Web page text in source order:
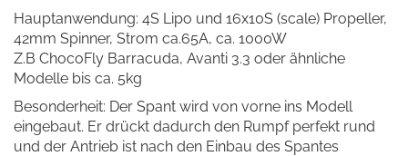
Hauptanwendung: 4S Lipo und 16x10S (scale) Propeller,
42mm Spinner, Strom ca.65A, ca. 1000W
Z.B ChocoFly Barracuda, Avanti 3.3 oder ähnliche
Modelle bis ca. 5kg
Besonderheit: Der Spant wird von vorne ins Modell
eingebaut. Er drückt dadurch den Rumpf perfekt rund
und der Antrieb ist nach den Einbau des Spantes